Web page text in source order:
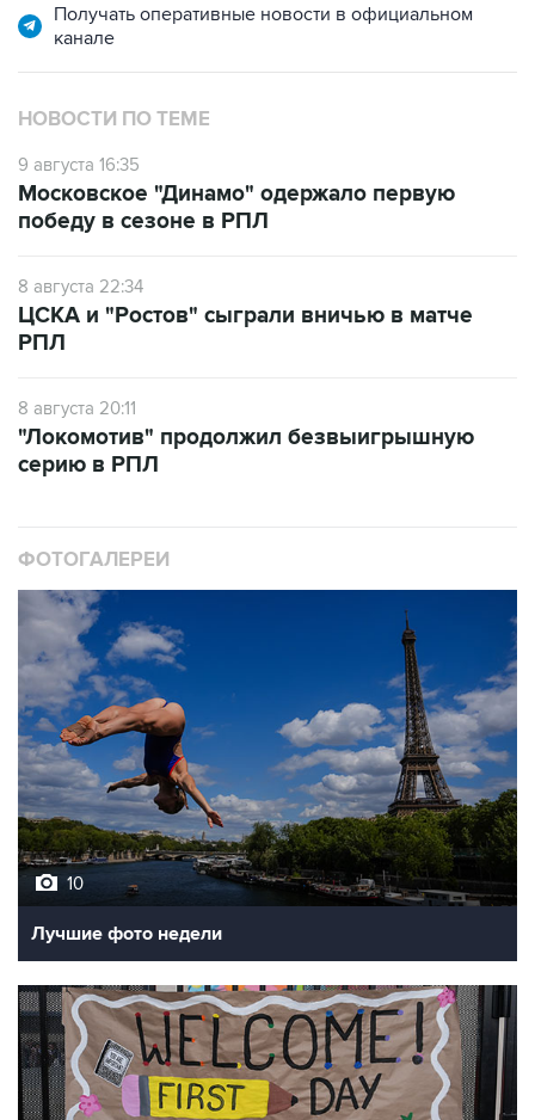
Получать оперативные новости в официальном
канале
НОВОСТИ ПО ТЕМЕ
9 августа 16:35
Московское "Динамо" одержало первую
победу в сезоне в РПЛ
8 августа 22:34
ЦСКА и "Ростов" сыграли вничью в матче
РПЛ
8 августа 20:11
"Локомотив" продолжил безвыигрышную
серию в РПЛ
ФОТОГАЛЕРЕИ
10
Лучшие фото недели